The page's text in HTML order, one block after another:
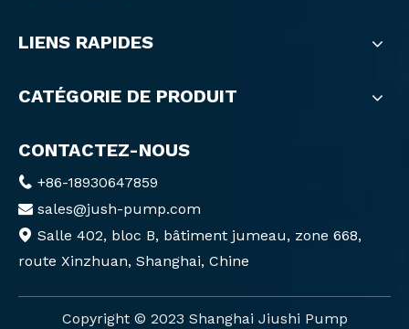
LIENS RAPIDES
CATÉGORIE DE PRODUIT
CONTACTEZ-NOUS
 +86-18930647859
 sales@jush-pump.com
 Salle 402, bloc B, bâtiment jumeau, zone 668,
route Xinzhuan, Shanghai, Chine
Copyright ©️ 2023 Shanghai Jiushi Pump